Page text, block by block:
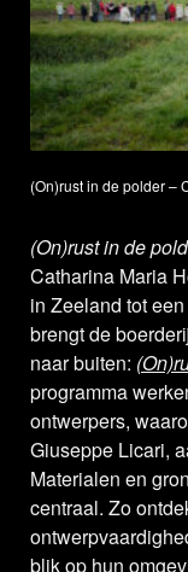
(On)rust in de polder –
(On)rust in de
Catharina Maria
in Zeeland tot
brengt de
naar buiten:
programma
ontwerpers,
Giuseppe Licari,
Materialen en
centraal. Zo
blik op hun